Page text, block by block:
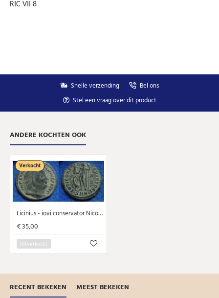
Uw gegevens worden niet gedeeld met derden
Niet meer opnieuw tonen.
RIC VII 8
Snelle verzending
Bel ons
Stel een vraag over dit product
ANDERE KOCHTEN OOK
Verkocht
Licinius - iovi conservator Nicomedia zeldzaam!!! (AP1956)
€ 35,00
Uitverkocht
RECENT BEKEKEN MEEST BEKEKEN